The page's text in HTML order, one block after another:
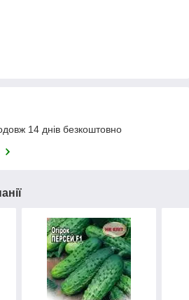
14 днів безкоштовно